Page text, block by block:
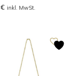
€ inkl. MwSt.